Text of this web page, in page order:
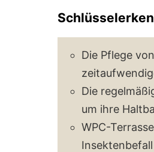
Die Pflege
Die
um ihre
WPC-